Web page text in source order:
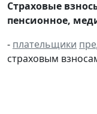
Страховые
пенсионное,
- плательщики
страховым